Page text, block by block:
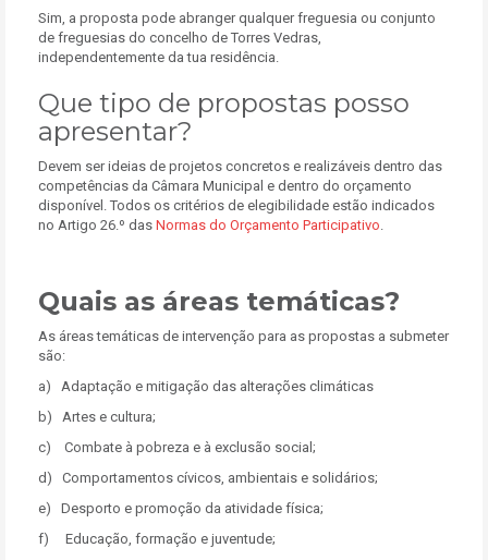
Sim, a proposta pode abranger qualquer freguesia ou conjunto
de freguesias do concelho de Torres Vedras,
independentemente da tua residência.
Que tipo de propostas posso
apresentar?
Devem ser ideias de projetos concretos e realizáveis dentro das
competências da Câmara Municipal e dentro do orçamento
disponível. Todos os critérios de elegibilidade estão indicados
no Artigo 26.º das Normas do Orçamento Participativo.
Quais as áreas temáticas?
As áreas temáticas de intervenção para as propostas a submeter
são:
a) Adaptação e mitigação das alterações climáticas
b) Artes e cultura;
c) Combate à pobreza e à exclusão social;
d) Comportamentos cívicos, ambientais e solidários;
e) Desporto e promoção da atividade física;
f) Educação, formação e juventude;